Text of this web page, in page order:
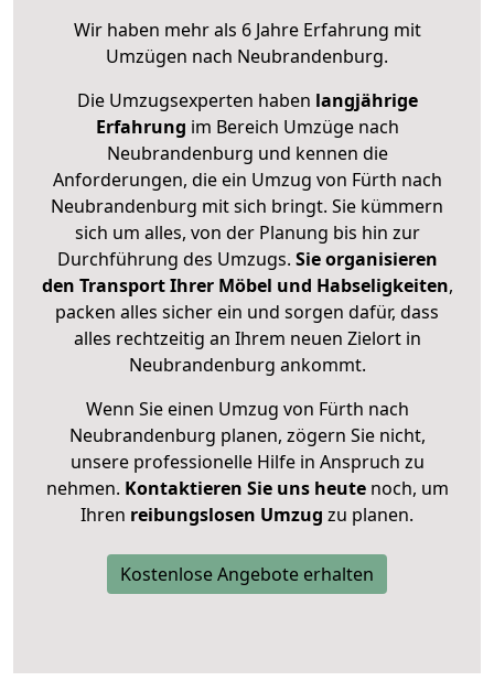
Wir haben mehr als 6 Jahre Erfahrung mit
Umzügen nach Neubrandenburg.
Die Umzugsexperten haben langjährige
Erfahrung im Bereich Umzüge nach
Neubrandenburg und kennen die
Anforderungen, die ein Umzug von Fürth nach
Neubrandenburg mit sich bringt. Sie kümmern
sich um alles, von der Planung bis hin zur
Durchführung des Umzugs. Sie organisieren
den Transport Ihrer Möbel und Habseligkeiten,
packen alles sicher ein und sorgen dafür, dass
alles rechtzeitig an Ihrem neuen Zielort in
Neubrandenburg ankommt.
Wenn Sie einen Umzug von Fürth nach
Neubrandenburg planen, zögern Sie nicht,
unsere professionelle Hilfe in Anspruch zu
nehmen. Kontaktieren Sie uns heutenoch, um
Ihren reibungslosen Umzug zu planen.
Kostenlose Angebote erhalten